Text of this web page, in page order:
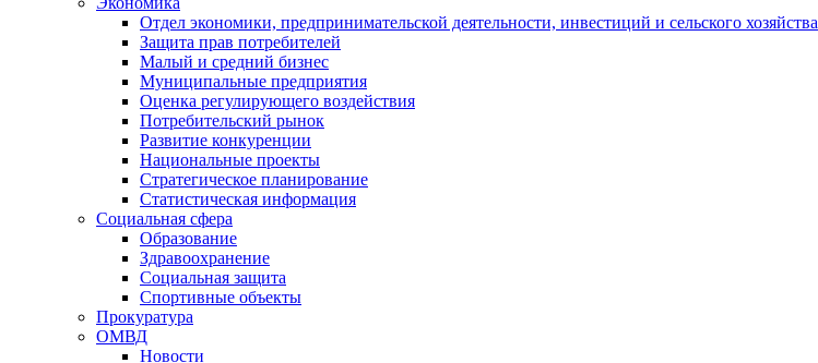
Отдел экономики, предпринимательской деятельности, инвестиций и сельского хозяйства
Защита прав потребителей
Малый и средний бизнес
Муниципальные предприятия
Оценка регулирующего воздействия
Потребительский рынок
Развитие конкуренции
Национальные проекты
Стратегическое планирование
Статистическая информация
Социальная сфера
Образование
Здравоохранение
Социальная защита
Спортивные объекты
Прокуратура
ОМВД
Новости